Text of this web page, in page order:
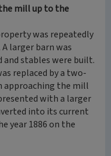
mill up to the
was repeatedly
larger barn was
and stables were built.
replaced by a two-
approaching the mill
with a larger
into its current
year 1886 on the